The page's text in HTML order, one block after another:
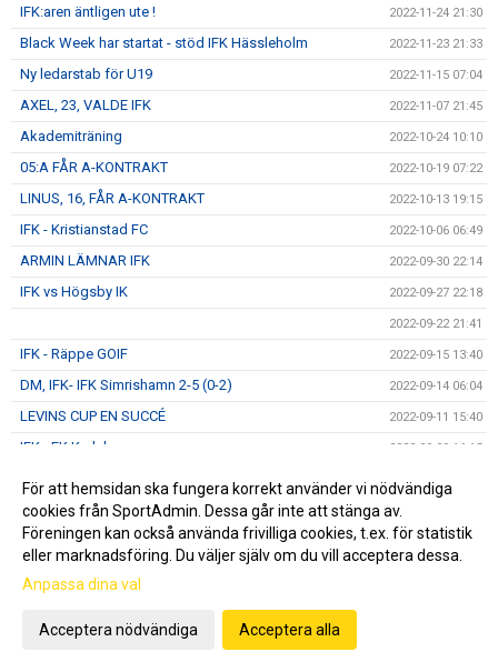
IFK:aren äntligen ute ! 2022-11-24 21:30
Black Week har startat - stöd IFK Hässleholm 2022-11-23 21:33
Ny ledarstab för U19 2022-11-15 07:04
AXEL, 23, VALDE IFK 2022-11-07 21:45
Akademiträning 2022-10-24 10:10
05:A FÅR A-KONTRAKT 2022-10-19 07:22
LINUS, 16, FÅR A-KONTRAKT 2022-10-13 19:15
IFK - Kristianstad FC 2022-10-06 06:49
ARMIN LÄMNAR IFK 2022-09-30 22:14
IFK vs Högsby IK 2022-09-27 22:18
2022-09-22 21:41
IFK - Räppe GOIF 2022-09-15 13:40
DM, IFK- IFK Simrishamn 2-5 (0-2) 2022-09-14 06:04
LEVINS CUP EN SUCCÉ 2022-09-11 15:40
IFK - FK Karlskrona 2022-09-09 16:15
ISAAC HAR FÖRLÄNGT 2022-09-07 14:55
IFK - FK Karlskrona 2022-09-07 08:48
OLLE HAR FÖRLÄNGT 2022-09-01 19:07
Teo hälsar och tackar!
För att hemsidan ska fungera korrekt använder vi nödvändiga
cookies från SportAdmin. Dessa går inte att stänga av.
Föreningen kan också använda frivilliga cookies, t.ex. för statistik
eller marknadsföring. Du väljer själv om du vill acceptera dessa.
Anpassa dina val
Acceptera nödvändiga Acceptera alla